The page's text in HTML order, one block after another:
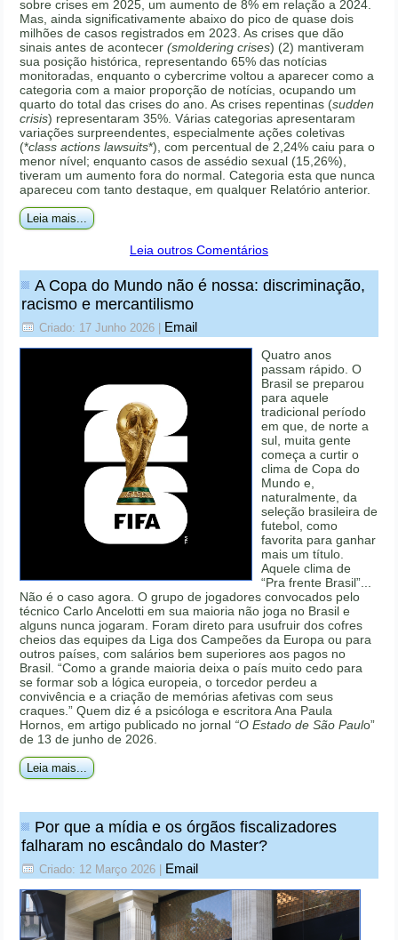
sobre crises em 2025, um aumento de 8% em relação a 2024.
Mas, ainda significativamente abaixo do pico de quase dois
milhões de casos registrados em 2023. As crises que dão
sinais antes de acontecer(smoldering crises) (2) mantiveram
sua posição histórica, representando 65% das notícias
monitoradas, enquanto o cybercrime voltou a aparecer como a
categoria com a maior proporção de notícias, ocupando um
quarto do total das crises do ano. As crises repentinas (sudden
crisis) representaram 35%. Várias categorias apresentaram
variações surpreendentes, especialmente ações coletivas
(*class actions lawsuits*), com percentual de 2,24% caiu para o
menor nível; enquanto casos de assédio sexual (15,26%),
tiveram um aumento fora do normal. Categoria esta que nunca
apareceu com tanto destaque, em qualquer Relatório anterior.
Leia mais...
Leia outros Comentários
A Copa do Mundo não é nossa: discriminação,
racismo e mercantilismo
Criado: 17 Junho 2026 Email
Quatro anos
passam rápido. O
Brasil se preparou
para aquele
tradicional período
em que, de norte a
sul, muita gente
começa a curtir o
clima de Copa do
Mundo e,
naturalmente, da
seleção brasileira de
futebol, como
favorita para ganhar
mais um título.
Aquele clima de
“Pra frente Brasil”...
Não é o caso agora. O grupo de jogadores convocados pelo
técnico Carlo Ancelotti em sua maioria não joga no Brasil e
alguns nunca jogaram. Foram direto para usufruir dos cofres
cheios das equipes da Liga dos Campeões da Europa ou para
outros países, com salários bem superiores aos pagos no
Brasil. “Como a grande maioria deixa o país muito cedo para
se formar sob a lógica europeia, o torcedor perdeu a
convivência e a criação de memórias afetivas com seus
craques.” Quem diz é a psicóloga e escritora Ana Paula
Hornos, em artigo publicado no jornal “O Estado de São Paulo”
de 13 de junho de 2026.
Leia mais...
Por que a mídia e os órgãos fiscalizadores
falharam no escândalo do Master?
Criado: 12 Março 2026 Email